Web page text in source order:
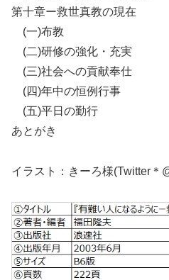
第十章ー救世真教の現在
(一)布教
(二)研修の強化・充実
(三)社会への貢献奉仕
(四)年中の恒例行事
(五)平日の勤行
あとがき
イラスト：きーろ様(Twitter＊